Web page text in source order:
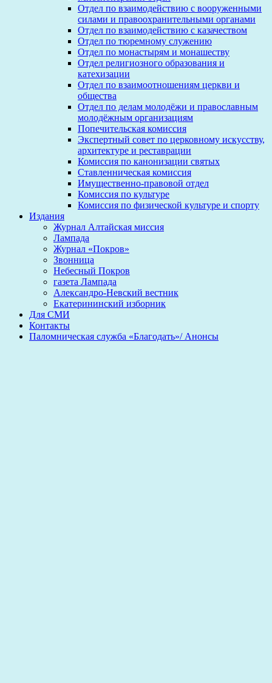
Отдел по взаимодействию с вооруженными
силами и правоохранительными органами
Отдел по взаимодействию с казачеством
Отдел по тюремному служению
Отдел по монастырям и монашеству
Отдел религиозного образования и
катехизации
Отдел по взаимоотношениям церкви и
общества
Отдел по делам молодёжи и православным
молодёжным организациям
Попечительская комиссия
Экспертный совет по церковному искусству,
архитектуре и реставрации
Комиссия по канонизации святых
Ставленническая комиссия
Имущественно-правовой отдел
Комиссия по культуре
Комиссия по физической культуре и спорту
Издания
Журнал Алтайская миссия
Лампада
Журнал «Покров»
Звонница
Небесный Покров
газета Лампада
Александро-Невский вестник
Екатерининский изборник
Для СМИ
Контакты
Паломническая служба «Благодать»/ Анонсы